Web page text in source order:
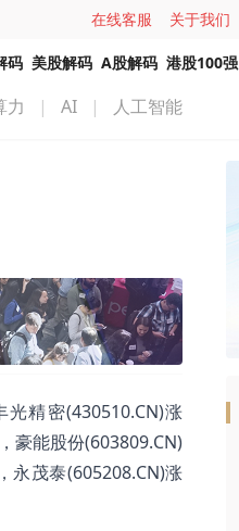
在线客服 关于我们
码 美股解码 A股解码 港股100强
力 | AI | 人工智能
精密(430510.CN)涨
豪能股份(603809.CN)
永茂泰(605208.CN)涨